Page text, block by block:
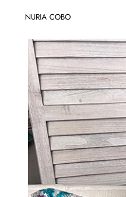
NURIA COBO